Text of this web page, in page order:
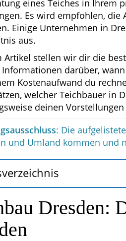
eines Teiches in Ihrem
Es wird empfohlen,
Einige Unternehmen in
aus.
Artikel stellen wir dir die
darüber,
Kostenaufwand du
welcher Teichbauer in
deinen Vorstellungen
: Die
und Umland kommen und
Dresden: